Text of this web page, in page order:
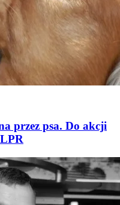
przez psa. Do akcji